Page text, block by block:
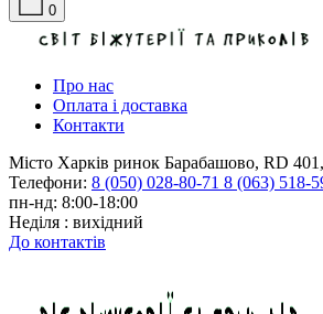
0
Про нас
Оплата і доставка
Контакти
Місто Харків ринок Барабашово, RD
Телефони: 8 (050) 028-80-71 8 (063) 518-
пн-нд: 8:00-18:00
Неділя : вихідний
До контактів